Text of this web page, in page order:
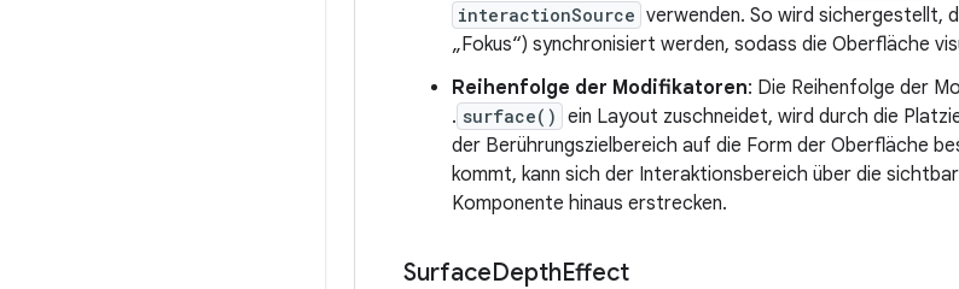
interactionSource verwenden. So wird sichergestellt,
„Fokus“) synchronisiert werden, sodass die Oberfläche
Reihenfolge der Modifikatoren: Die Reihenfolge der
. surface() ein Layout zuschneidet, wird durch die
der Berührungszielbereich auf die Form der Oberfläche
kommt, kann sich der Interaktionsbereich über die
Komponente hinaus erstrecken.
SurfaceDepthEffect